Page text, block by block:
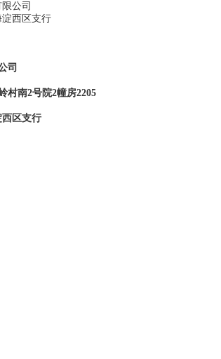
）科技有限公司
西区支行
司
村南2号院2幢房2205
区支行